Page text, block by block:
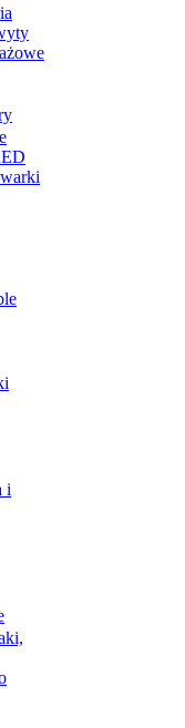
i